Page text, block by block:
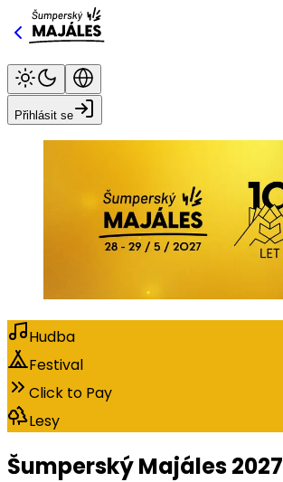
Přihlásit se
Hudba
Festival
Click to Pay
Lesy
Šumperský Majáles 2027